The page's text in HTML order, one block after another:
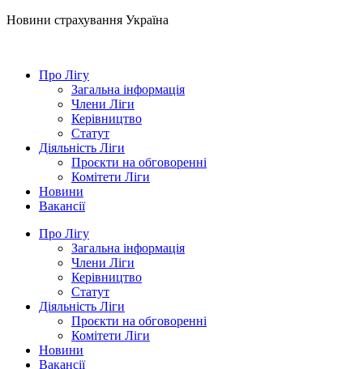
Новини страхування Україна
Про Лігу
Загальна інформація
Члени Ліги
Керівництво
Статут
Діяльність Ліги
Проєкти на обговоренні
Комітети Ліги
Новини
Вакансії
Про Лігу
Загальна інформація
Члени Ліги
Керівництво
Статут
Діяльність Ліги
Проєкти на обговоренні
Комітети Ліги
Новини
Вакансії